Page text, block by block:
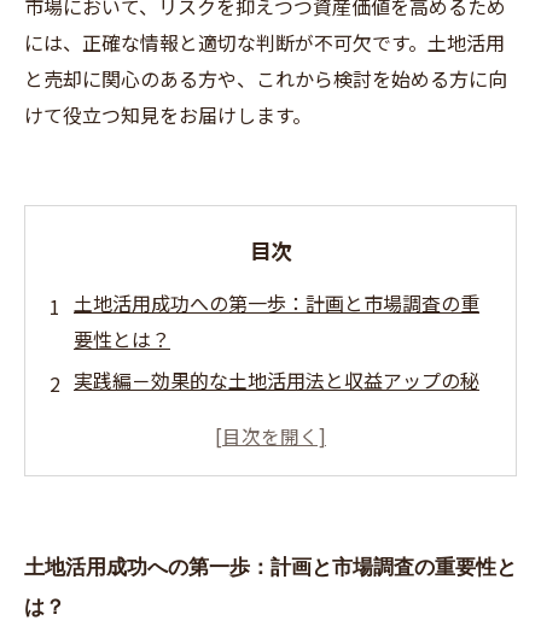
市場において、リスクを抑えつつ資産価値を高めるため
には、正確な情報と適切な判断が不可欠です。土地活用
と売却に関心のある方や、これから検討を始める方に向
けて役立つ知見をお届けします。
目次
土地活用成功への第一歩：計画と市場調査の重
要性とは？
実践編－効果的な土地活用法と収益アップの秘
トラブル回避！土地活用中に起こりやすい問題
点の理解
土地活用成功への第一歩：計画と市場調査の重要性と
は？